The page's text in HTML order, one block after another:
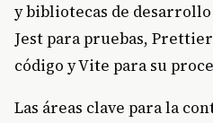
y bibliotecas de
Jest para pruebas,
código y Vite para su
Las áreas clave para la